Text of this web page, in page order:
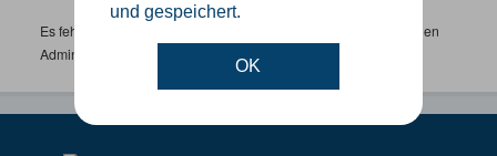
und gespeichert.
OK
Es fehlen spezifische Datensätze? Wenden Sie sich bitte an einen
Administrator unter: